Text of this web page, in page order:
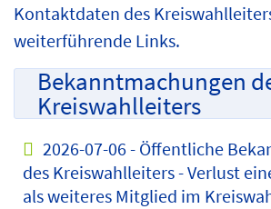
Kontaktdaten des
weiterführende Links.
Bekanntmachungen
Kreiswahlleiters
2026-07-06 - Öffentliche
des Kreiswahlleiters - Verlust
als weiteres Mitglied im